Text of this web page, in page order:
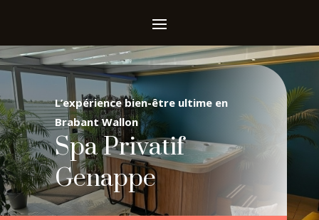
L’expérience bien-être ultime en
Brabant Wallon
Spa Privatif
Genappe